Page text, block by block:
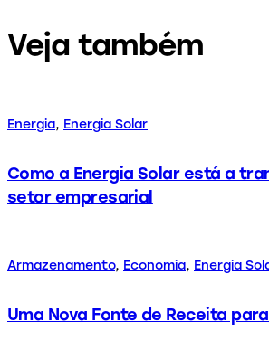
Veja também
Energia, Energia Solar
Como a Energia Solar está a
setor empresarial
Armazenamento, Economia, Energia
Uma Nova Fonte de Receita